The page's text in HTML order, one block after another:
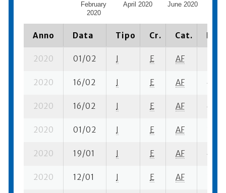
February
2020
April 2020 June 2020
Anno Data Tipo Cr. Cat.
2020 01/02 I E AF
2020 16/02 I E AF 4 sf-
2020 16/02 I E AF 4
2020 01/02 I E AF
2020 19/01 I E AF 4 fi- 1
2020 12/01 I E AF